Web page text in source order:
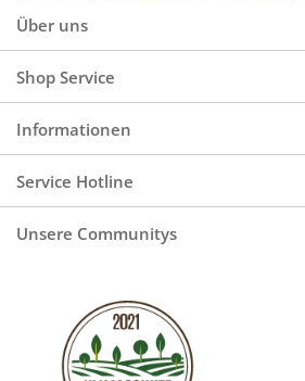
Über uns
Shop Service
Informationen
Service Hotline
Unsere Communitys